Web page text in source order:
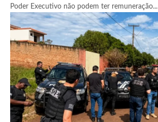
Poder Executivo não podem ter remuneração...